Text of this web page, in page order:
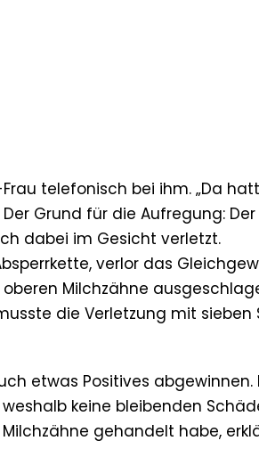
telefonisch bei ihm. „Da
Grund für die Aufregung:
dabei im Gesicht verletzt.
verlor das
Milchzähne
die Verletzung mit sieben
etwas Positives abgewinnen.
keine bleibenden
gehandelt habe,